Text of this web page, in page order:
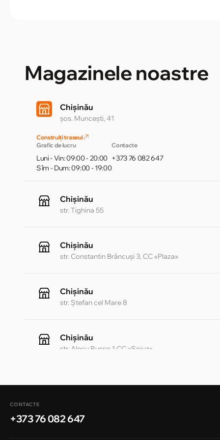
Magazinele noastre
Chișinău
șos. Muncești, 41
Construiți traseul
Grafic de lucru
Luni - Vin: 09:00 - 20:00
Sîm - Dum: 09:00 - 19:00
Contacte
+373 76 082 647
Chișinău
str. Tighina 55
Chișinău
str. Constantin Brâncuși 3, CC «Plaza»
Chișinău
str. Ștefan cel Mare 8
Chișinău
str. Alecu Russo 1 CC «Soiuz»
Chișinău
CONTACTE
+373 76 082 647